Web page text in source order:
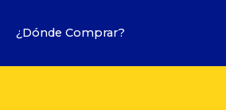
¿Dónde Comprar?